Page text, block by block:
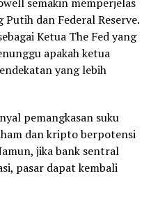
dan Federal Reserve.
Ketua The Fed yang
apakah ketua
yang lebih
pemangkasan suku
dan kripto berpotensi
jika bank sentral
pasar dapat kembali